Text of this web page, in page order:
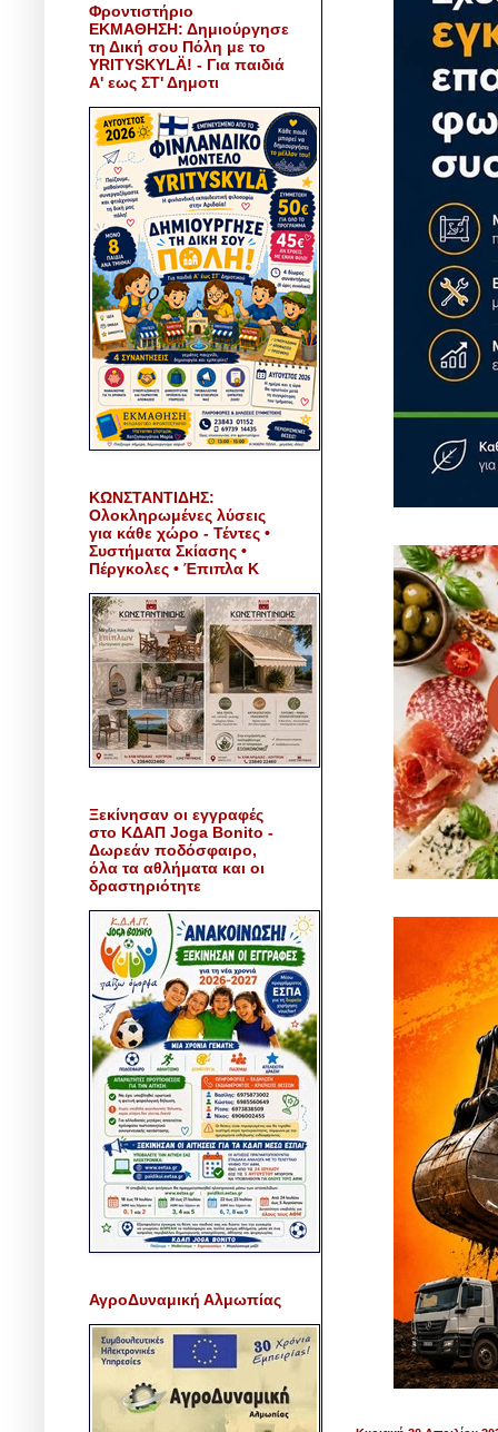
Φροντιστήριο
ΕΚΜΑΘΗΣΗ: Δημιούργησε
τη Δική σου Πόλη με το
YRITYSKYLÄ! - Για παιδιά
Α' εως ΣΤ' Δημοτι
ΚΩΝΣΤΑΝΤΙΔΗΣ:
Ολοκληρωμένες λύσεις
για κάθε χώρο - Τέντες •
Συστήματα Σκίασης •
Πέργκολες • Έπιπλα Κ
Ξεκίνησαν οι εγγραφές
στο ΚΔΑΠ Joga Bonito -
Δωρεάν ποδόσφαιρο,
όλα τα αθλήματα και οι
δραστηριότητε
ΑγροΔυναμική Αλμωπίας